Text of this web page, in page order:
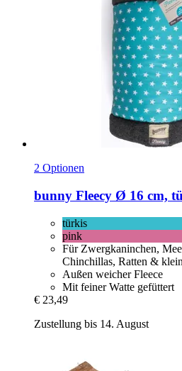
2 Optionen
bunny Fleecy Ø 16 cm,
türkis
pink
Für Zwergkaninchen,
Chinchillas, Ratten &
Außen weicher Fleece
Mit feiner Watte gefüttert
€ 23,49
Zustellung bis 14. August